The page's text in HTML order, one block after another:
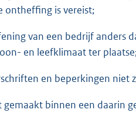
ontheffing is vereist;
van een bedrijf anders
en leefklimaat ter
en beperkingen niet
binnen een daarin